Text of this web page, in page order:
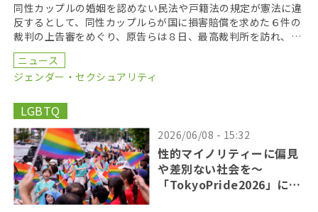
同性カップルの婚姻を認めない民法や戸籍法の規定が憲法に違
反するとして、同性カップルらが国に損害賠償を求めた６件の
裁判の上告審をめぐり、原告らは８日、最高裁判所を訪れ、違
憲判決を出すよう求める署名を提出した。 原告らは最高 […]
ニュース
ジェンダー・セクシュアリティ
LGBTQ
2026/06/08 - 15:32
性的マイノリティーに偏見
や差別ない社会を〜
「TokyoPride2026」に２